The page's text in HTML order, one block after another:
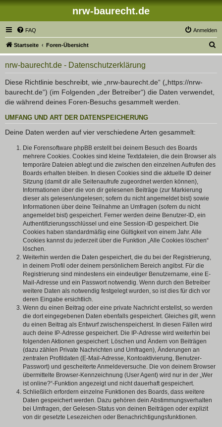
nrw-baurecht.de
FAQ Anmelden
Startseite Foren-Übersicht
u
nrw-baurecht.de - Datenschutzerklärung
Diese Richtlinie beschreibt, wie „nrw-baurecht.de“ („https://nrw-
baurecht.de“) (im Folgenden „der Betreiber“) die Daten verwendet,
die während deines Foren-Besuchs gesammelt werden.
UMFANG UND ART DER DATENSPEICHERUNG
Deine Daten werden auf vier verschiedene Arten gesammelt:
Die Forensoftware phpBB erstellt bei deinem Besuch des Boards
mehrere Cookies. Cookies sind kleine Textdateien, die dein Browser als
temporäre Dateien ablegt und die zwischen den einzelnen Aufrufen des
Boards erhalten bleiben. In diesen Cookies sind die aktuelle ID deiner
Sitzung (damit dir alle Seitenaufrufe zugeordnet werden können),
Informationen über die von dir gelesenen Beiträge (zur Markierung
dieser als gelesen/ungelesen; sofern du nicht angemeldet bist) sowie
Informationen über deine Teilnahme an Umfragen (sofern du nicht
angemeldet bist) gespeichert. Ferner werden deine Benutzer-ID, ein
Authentifizierungsschlüssel und eine Session-ID gespeichert. Die
Cookies haben standardmäßig eine Gültigkeit von einem Jahr. Alle
Cookies kannst du jederzeit über die Funktion „Alle Cookies löschen“
löschen.
Weiterhin werden die Daten gespeichert, die du bei der Registrierung,
in deinem Profil oder deinem persönlichem Bereich angibst. Für die
Registrierung sind mindestens ein eindeutiger Benutzername, eine E-
Mail-Adresse und ein Passwort notwendig. Wenn durch den Betreiber
weitere Daten als notwendig festgelegt wurden, so ist dies für dich vor
deren Eingabe ersichtlich.
Wenn du einen Beitrag oder eine private Nachricht erstellst, so werden
die dort eingegebenen Daten ebenfalls gespeichert. Gleiches gilt, wenn
du einen Beitrag als Entwurf zwischenspeicherst. In diesen Fällen wird
auch deine IP-Adresse gespeichert. Die IP-Adresse wird weiterhin bei
folgenden Aktionen gespeichert: Löschen und Ändern von Beiträgen
(dazu zählen Private Nachrichten und Umfragen), Änderungen an
zentralen Profildaten (E-Mail-Adresse, Kontoaktivierung, Benutzer-
Passwort) und gescheiterte Anmeldeversuche. Die von deinem Browser
übermittelte Browser-Kennzeichnung (User Agent) wird nur in der „Wer
ist online?“-Funktion angezeigt und nicht dauerhaft gespeichert.
Schließlich erfordern einzelne Funktionen des Boards, dass weitere
Daten gespeichert werden. Dazu gehören dein Abstimmungsverhalten
bei Umfragen, der Gelesen-Status von deinen Beiträgen oder explizit
von dir gesetzte Lesezeichen oder Benachrichtigungsfunktionen.